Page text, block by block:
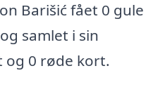
Barišić fået 0 gule
samlet i sin
og 0 røde kort.